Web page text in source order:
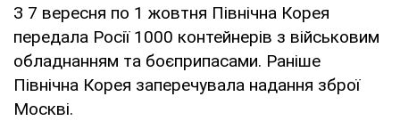
З 7 вересня по 1 жовтня Північна Корея
передала Росії 1000 контейнерів з військовим
обладнанням та боєприпасами. Раніше
Північна Корея заперечувала надання зброї
Москві.